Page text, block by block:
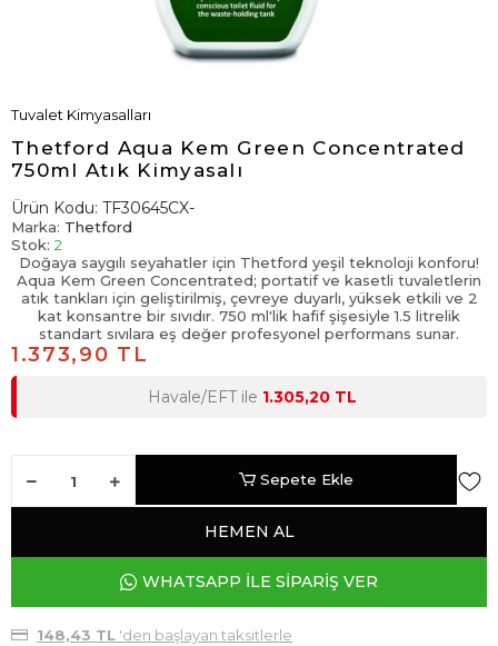
Tuvalet Kimyasalları
Thetford Aqua Kem Green Concentrated
750ml Atık Kimyasalı
Ürün Kodu: TF30645CX-
Marka: Thetford
Stok: 2
Doğaya saygılı seyahatler için Thetford yeşil teknoloji konforu!
Aqua Kem Green Concentrated; portatif ve kasetli tuvaletlerin
atık tankları için geliştirilmiş, çevreye duyarlı, yüksek etkili ve 2
kat konsantre bir sıvıdır. 750 ml'lik hafif şişesiyle 1.5 litrelik
standart sıvılara eş değer profesyonel performans sunar.
1.373,90 TL
Havale/EFT ile 1.305,20 TL
Sepete Ekle
HEMEN AL
WHATSAPP İLE SİPARİŞ VER
148,43 TL'den başlayan taksitlerle